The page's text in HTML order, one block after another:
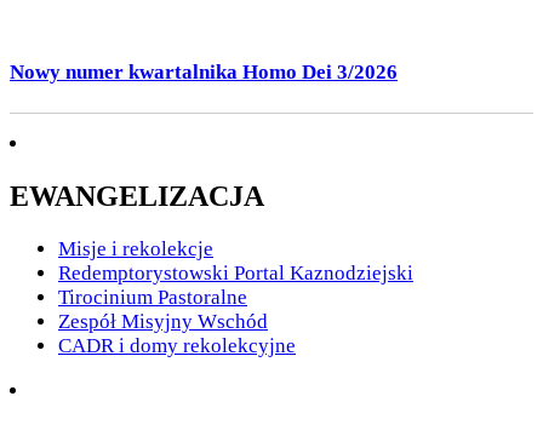
Nowy numer kwartalnika Homo Dei 3/2026
EWANGELIZACJA
Misje i rekolekcje
Redemptorystowski Portal Kaznodziejski
Tirocinium Pastoralne
Zespół Misyjny Wschód
CADR i domy rekolekcyjne